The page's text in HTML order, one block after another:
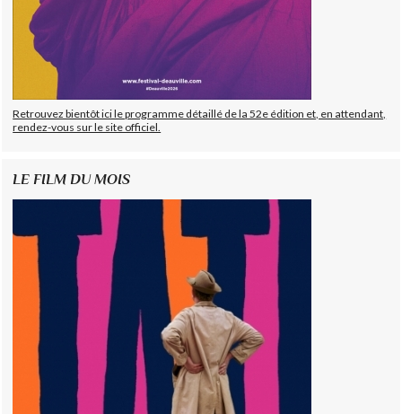
Retrouvez bientôt ici le programme détaillé de la 52e édition et, en attendant,
rendez-vous sur le site officiel.
LE FILM DU MOIS